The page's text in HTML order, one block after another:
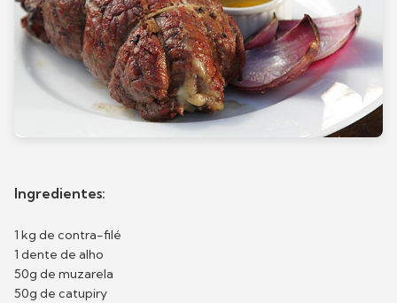
Ingredientes:
1 kg de contra-filé
1 dente de alho
50g de muzarela
50g de catupiry